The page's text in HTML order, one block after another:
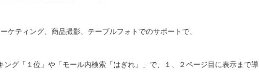
ケティング、商品撮影、テーブルフォトでのサポートで、
ング「１位」や「モール内検索「はぎれ」」で、１、２ページ目に表示まで導